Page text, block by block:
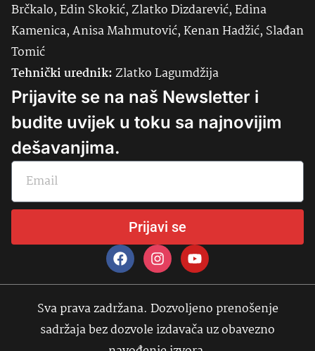
Brčkalo, Edin Skokić, Zlatko Dizdarević, Edina
Kamenica, Anisa Mahmutović, Kenan Hadžić, Slađan
Tomić
Tehnički urednik:Zlatko Lagumdžija
Prijavite se na naš Newsletter i
budite uvijek u toku sa najnovijim
dešavanjima.
Prijavi se
Sva prava zadržana. Dozvoljeno prenošenje
sadržaja bez dozvole izdavača uz obavezno